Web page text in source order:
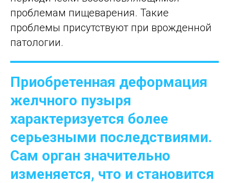
проблемам пищеварения. Такие
проблемы присутствуют при врожденной
патологии.
Приобретенная деформация
желчного пузыря
характеризуется более
серьезными последствиями.
Сам орган значительно
изменяется, что и становится